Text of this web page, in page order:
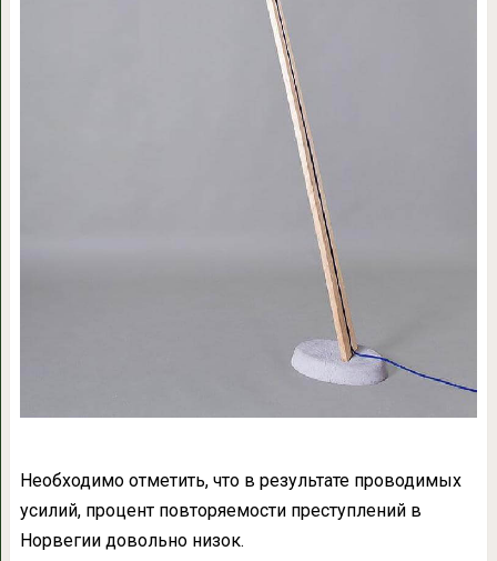
Необходимо отметить, что в результате проводимых
усилий, процент повторяемости преступлений в
Норвегии довольно низок.